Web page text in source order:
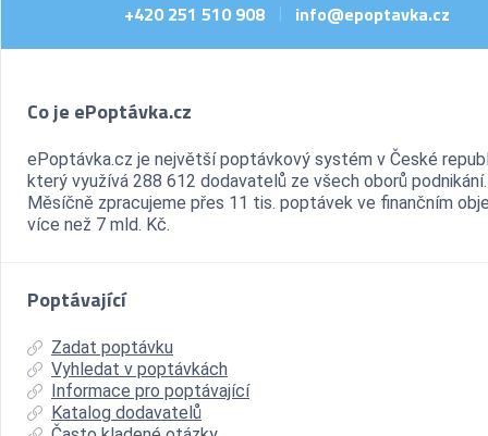
+420 251 510 908 info@epoptavka.cz
Co je ePoptávka.cz
ePoptávka.cz je největší poptávkový systém v České
který využívá 288 612 dodavatelů ze všech oborů podnikání.
Měsíčně zpracujeme přes 11 tis. poptávek ve finančním
více než 7 mld. Kč.
Poptávající
Zadat poptávku
Vyhledat v poptávkách
Informace pro poptávající
Katalog dodavatelů